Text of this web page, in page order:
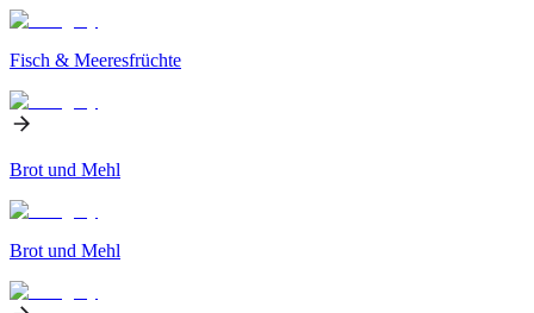
Fisch & Meeresfrüchte
Brot und Mehl
Brot und Mehl